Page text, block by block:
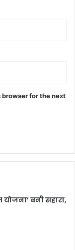
for the next
बनी सहारा,